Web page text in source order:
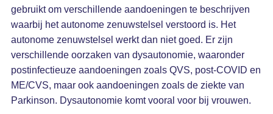
gebruikt om verschillende aandoeningen te beschrijven
waarbij het autonome zenuwstelsel verstoord is. Het
autonome zenuwstelsel werkt dan niet goed. Er zijn
verschillende oorzaken van dysautonomie, waaronder
postinfectieuze aandoeningen zoals QVS, post-COVID en
ME/CVS, maar ook aandoeningen zoals de ziekte van
Parkinson. Dysautonomie komt vooral voor bij vrouwen.